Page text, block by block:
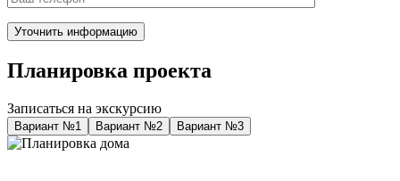
Планировка проекта
Записаться на экскурсию
Вариант №1 Вариант №2 Вариант №3